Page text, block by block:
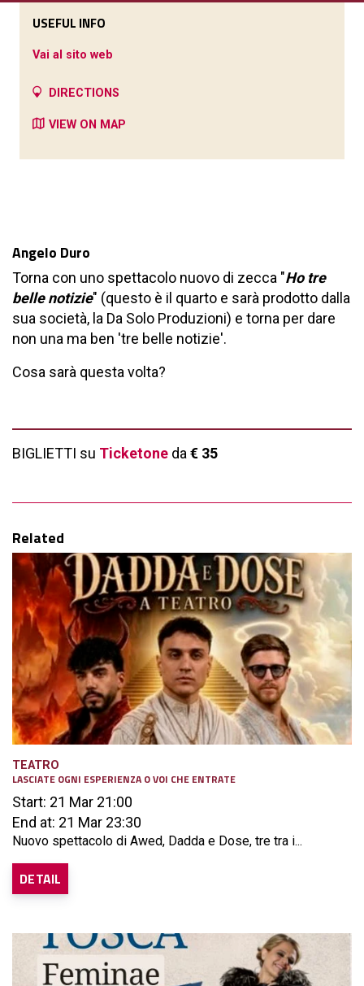
Angelo Duro
Torna con uno spettacolo nuovo di zecca "Ho tre
belle notizie" (questo è il quarto e sarà prodotto dalla
sua società, la Da Solo Produzioni) e torna per dare
non una ma ben 'tre belle notizie'.
Cosa sarà questa volta?
BIGLIETTI su Ticketone da € 35
Related
TEATRO
LASCIATE OGNI ESPERIENZA O VOI CHE ENTRATE
Start: 21 Mar 21:00
End at: 21 Mar 23:30
Nuovo spettacolo di Awed, Dadda e Dose, tre tra i...
DETAIL
USEFUL INFO
Vai al sito web
DIRECTIONS
VIEW ON MAP